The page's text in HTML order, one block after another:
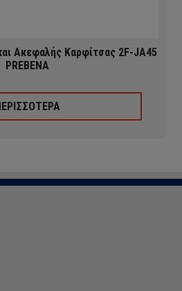
Ακεφαλής Καρφίτσας 2F-JA45
PREBENA